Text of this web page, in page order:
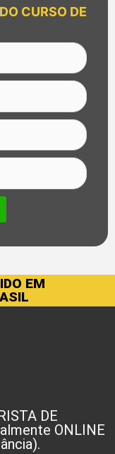
DO CURSO DE
EM
DE
ONLINE